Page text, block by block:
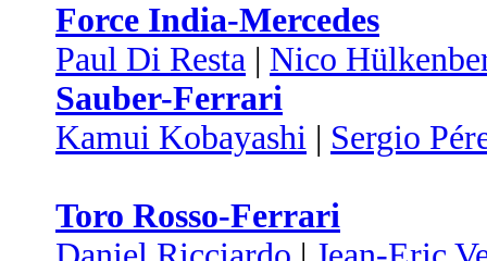
Force India-Mercedes
Paul Di Resta | Nico
Sauber-Ferrari
Kamui Kobayashi | Sergio
Toro Rosso-Ferrari